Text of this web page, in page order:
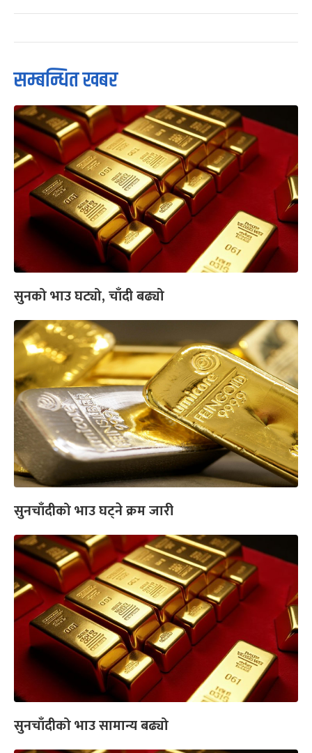
सम्बन्धित खबर
सुनको भाउ घट्यो, चाँदी बढ्यो
सुनचाँदीको भाउ घट्ने क्रम जारी
सुनचाँदीको भाउ सामान्य बढ्यो